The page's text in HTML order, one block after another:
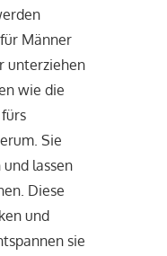
Männer
unterziehen
wie die
Sie
lassen
Diese
und
sie